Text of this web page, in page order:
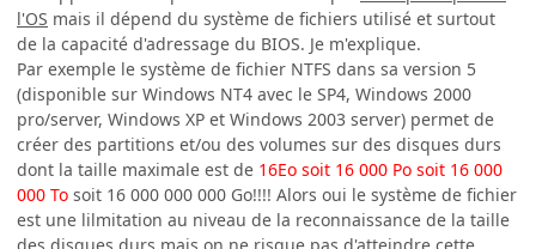
l'OS mais il dépend du système de fichiers utilisé et surtout
de la capacité d'adressage du BIOS. Je m'explique.
Par exemple le système de fichier NTFS dans sa version 5
(disponible sur Windows NT4 avec le SP4, Windows 2000
pro/server, Windows XP et Windows 2003 server) permet de
créer des partitions et/ou des volumes sur des disques durs
dont la taille maximale est de 16Eo soit 16 000 Po soit 16 000
000 To soit 16 000 000 000 Go!!!! Alors oui le système de fichier
est une lilmitation au niveau de la reconnaissance de la taille
des disques durs mais on ne risque pas d'atteindre cette